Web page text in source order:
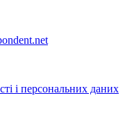
і персональних даних